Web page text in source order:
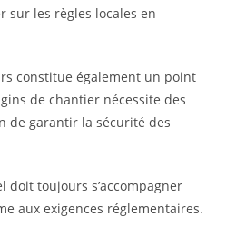
sur les règles locales en
constitue également un point
de chantier nécessite des
de garantir la sécurité des
doit toujours s’accompagner
aux exigences réglementaires.